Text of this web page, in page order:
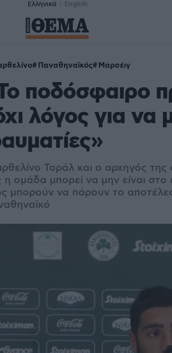
Ελληνικά English
Παναθηναϊκός Μαρσέιγ
ποδόσφαιρο
λόγος για να
Τοράλ και ο αρχηγός
ομάδα μπορεί να μην είναι στο
μπορούν να πάρουν το